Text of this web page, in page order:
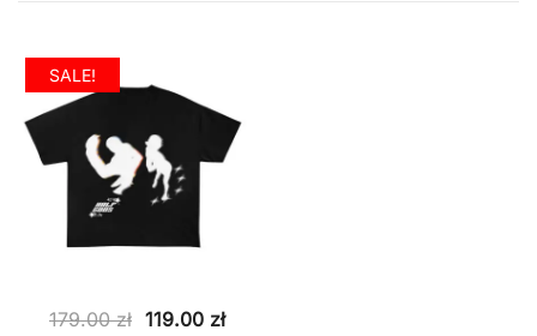
SALE!
179.00zł Pierwotna
119.00 złAktualna